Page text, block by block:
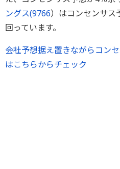
ングス(9766）はコンセンサス
回っています。
会社予想据え置きながらコン
はこちらからチェック